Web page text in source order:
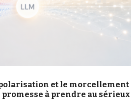
et le morcellement
promesse à prendre au sérieux